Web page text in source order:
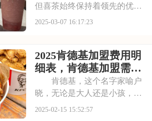
但喜茶始终保持着领先的优
势。这得益于对产品质量的严
加入喜茶的大家庭，一起将这
份美好传递给更多人。本文将
为你揭秘喜茶加盟条件
2025-03-07 16:17:23
2025肯德基加盟费用明
细表，肯德基加盟需要
什么条件
肯德基，这个名字家喻户
晓，无论是大人还是小孩，都
对它的美味难以忘怀。作为全
2025-02-15 15:52:57